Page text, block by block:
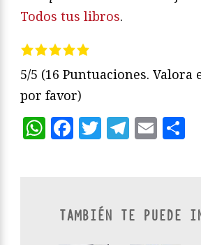
Todos tus libros.
5/5 (16 Puntuaciones. Valora
por favor)
WhatsApp
Facebook
Twitter
TAMBIÉN TE PUEDE